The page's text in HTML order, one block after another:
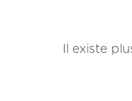
Il existe